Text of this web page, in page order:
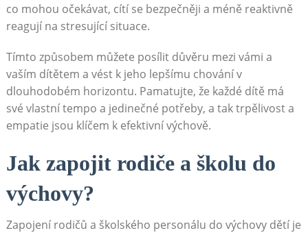
co mohou očekávat, cítí se bezpečněji a méně reaktivně
reagují na stresující situace.
Tímto způsobem můžete posílit důvěru mezi vámi a
vaším dítětem a vést k jeho lepšímu chování v
dlouhodobém horizontu. Pamatujte, že každé dítě má
své vlastní tempo a jedinečné potřeby, a tak trpělivost a
empatie jsou klíčem k efektivní výchově.
Jak zapojit rodiče a školu do
výchovy?
Zapojení rodičů a školského personálu do výchovy dětí je